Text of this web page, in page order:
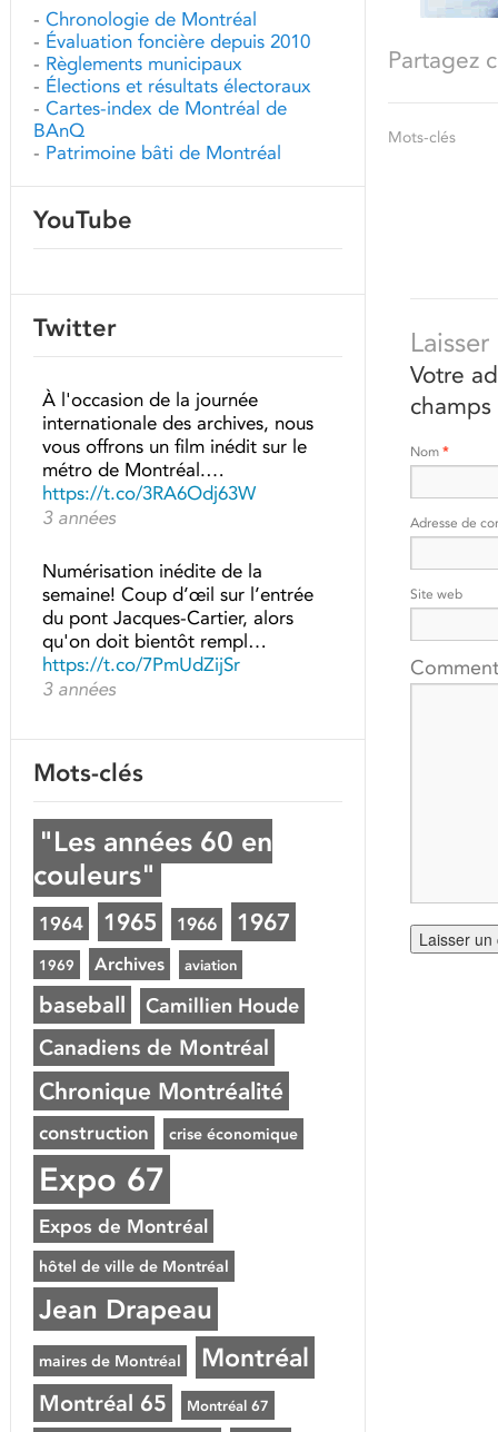
Partagez
Mots-clés
Votre
Nom *
Adresse de
Site web
- Chronologie de Montréal
- Évaluation foncière depuis 2010
- Règlements municipaux
- Élections et résultats électoraux
- Cartes-index de Montréal de
BAnQ
- Patrimoine bâti de Montréal
YouTube
Twitter
À l'occasion de la journée
internationale des archives, nous
vous offrons un film inédit sur le
métro de Montréal.…
https://t.co/3RA6Odj63W
3 années
Numérisation inédite de la
semaine! Coup d’œil sur l’entrée
du pont Jacques-Cartier, alors
qu'on doit bientôt rempl…
https://t.co/7PmUdZijSr
3 années
Mots-clés
"Les années 60 en
couleurs"
1964 1965 1966 1967
1969 Archives aviation
baseball Camillien Houde
Canadiens de Montréal
Chronique Montréalité
construction crise économique
Expo 67
Expos de Montréal
hôtel de ville de Montréal
Jean Drapeau
maires de Montréal Montréal
Montréal 65 Montréal 67